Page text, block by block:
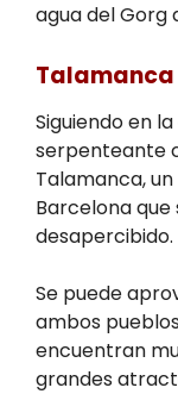
agua del Gorg
Talamanca
Siguiendo en
serpenteante
Talamanca,
Barcelona
desapercibido.
Se puede
ambos
encuentran
grandes